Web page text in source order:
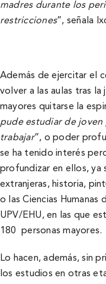
madres durante los
restricciones”, señala
Además de ejercitar el
volver a las aulas tras la
mayores quitarse la
pude estudiar de
trabajar”, o poder
se ha tenido interés
profundizar en ellos, ya
extranjeras, historia,
o las Ciencias Humanas
UPV/EHU, en las que
180 personas mayores.
Lo hacen, además, sin
los estudios en otras